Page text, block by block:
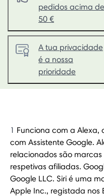
pedidos acima de
50 €
A tua privacidade
é a nossa
prioridade
1 Funciona com a Alexa,
com Assistente Google.
relacionados são
respetivas afiliadas.
Google LLC. Siri é uma
Apple Inc., registada nos